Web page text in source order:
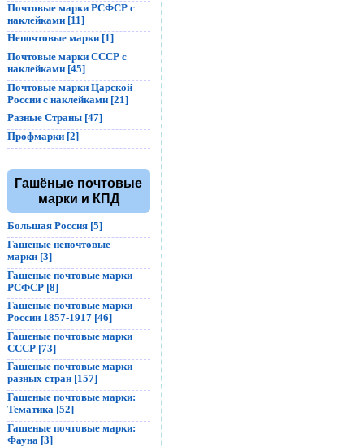
Почтовые марки РСФСР с
наклейками [11]
Непочтовые марки [1]
Почтовые марки СССР с
наклейками [45]
Почтовые марки Царской
России с наклейками [21]
Разные Страны [47]
Профмарки [2]
Гашёные почтовые
марки и КПД
Большая Россия [5]
Гашеные непочтовые
марки [3]
Гашеные почтовые марки
РСФСР [8]
Гашеные почтовые марки
России 1857-1917 [46]
Гашеные почтовые марки
СССР [73]
Гашеные почтовые марки
разных стран [157]
Гашеные почтовые марки:
Тематика [52]
Гашеные почтовые марки:
Фауна [3]